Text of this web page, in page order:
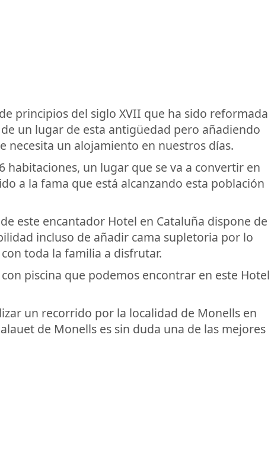
principios del siglo XVII que ha sido reformada
un lugar de esta antigüedad pero añadiendo
necesita un alojamiento en nuestros días.
habitaciones, un lugar que se va a convertir en
a la fama que está alcanzando esta población
este encantador Hotel en Cataluña dispone de
incluso de añadir cama supletoria por lo
toda la familia a disfrutar.
piscina que podemos encontrar en este Hotel
un recorrido por la localidad de Monells en
de Monells es sin duda una de las mejores